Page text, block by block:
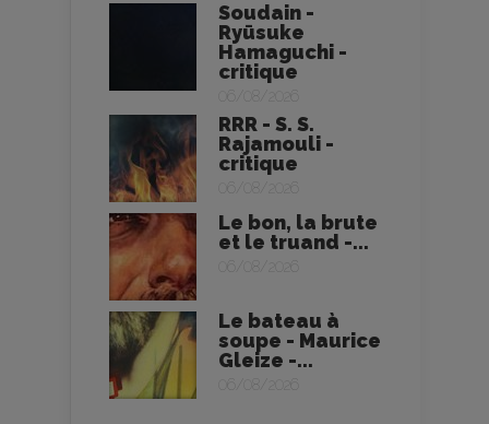
Soudain -
Ryūsuke
Hamaguchi -
critique
06/08/2026
RRR - S. S.
Rajamouli -
critique
06/08/2026
Le bon, la brute
et le truand -...
06/08/2026
Le bateau à
soupe - Maurice
Gleize -...
06/08/2026